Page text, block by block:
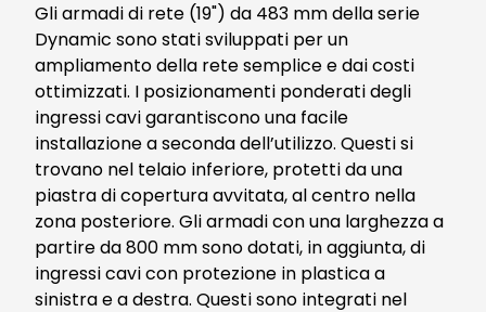
Gli armadi di rete (19") da 483 mm della serie
Dynamic sono stati sviluppati per un
ampliamento della rete semplice e dai costi
ottimizzati. I posizionamenti ponderati degli
ingressi cavi garantiscono una facile
installazione a seconda dell’utilizzo. Questi si
trovano nel telaio inferiore, protetti da una
piastra di copertura avvitata, al centro nella
zona posteriore. Gli armadi con una larghezza a
partire da 800 mm sono dotati, in aggiunta, di
ingressi cavi con protezione in plastica a
sinistra e a destra. Questi sono integrati nel